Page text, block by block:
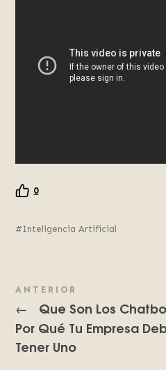
0
Inteligencia Artificial
ANTERIOR
←
Que Son Los
Por Qué Tu Empresa
Tener Uno